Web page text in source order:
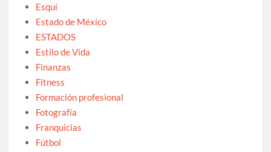
Esquí
Estado de México
ESTADOS
Estilo de Vida
Finanzas
Fitness
Formación profesional
Fotografía
Franquicias
Fútbol